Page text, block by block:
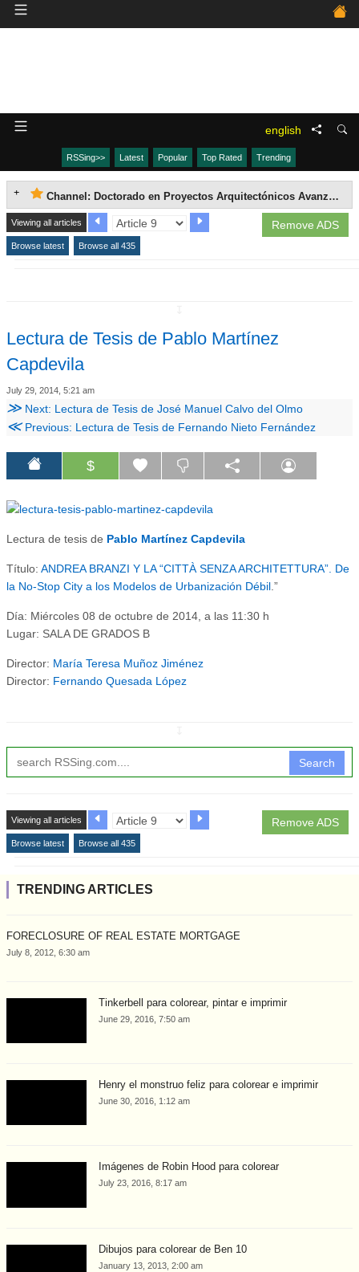
english
RSSing>> Latest Popular Top Rated Trending
Channel: Doctorado en Proyectos Arquitectónicos Avanzados
Remove ADS
Viewing all articles
Browse latest Browse all 435
Lectura de Tesis de Pablo Martínez
Capdevila
July 29, 2014, 5:21 am
≫ Next: Lectura de Tesis de José Manuel Calvo del Olmo
≪Previous: Lectura de Tesis de Fernando Nieto Fernández
$
Lectura de tesis de Pablo Martínez Capdevila
Título: ANDREA BRANZI Y LA “CITTÀ SENZA ARCHITETTURA”. De
la No-Stop City a los Modelos de Urbanización Débil .”
Día: Miércoles 08 de octubre de 2014, a las 11:30 h
Lugar: SALA DE GRADOS B
Director: María Teresa Muñoz Jiménez
Director: Fernando Quesada López
Search
Remove ADS
Viewing all articles
Browse latest Browse all 435
TRENDING ARTICLES
FORECLOSURE OF REAL ESTATE MORTGAGE
July 8, 2012, 6:30 am
Tinkerbell para colorear, pintar e imprimir
June 29, 2016, 7:50 am
Henry el monstruo feliz para colorear e imprimir
June 30, 2016, 1:12 am
Imágenes de Robin Hood para colorear
July 23, 2016, 8:17 am
Dibujos para colorear de Ben 10
January 13, 2013, 2:00 am